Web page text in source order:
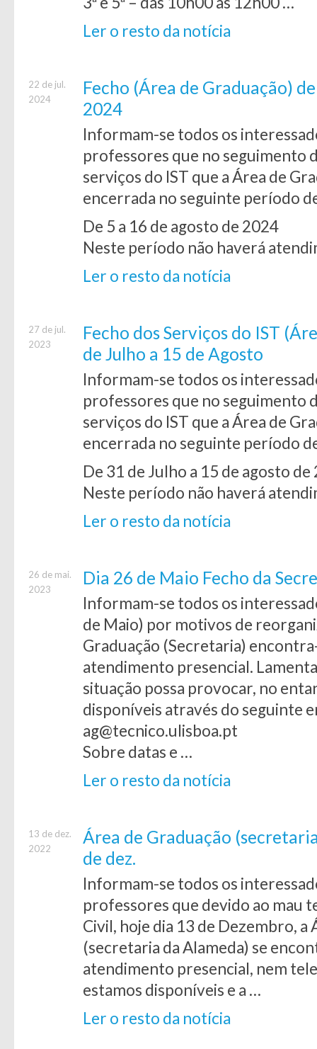
Ler o resto da notícia
22 de jul.
2024
Fecho (Área de Graduação)
2024
Informam-se todos os
professores que no seguimento
serviços do IST que a Área de
encerrada no seguinte período
De 5 a 16 de agosto de 2024
Neste período não haverá
Ler o resto da notícia
27 de jul.
2023
Fecho dos Serviços do IST
de Julho a 15 de Agosto
Informam-se todos os
professores que no seguimento
serviços do IST que a Área de
encerrada no seguinte período
De 31 de Julho a 15 de agosto de
Neste período não haverá
Ler o resto da notícia
26 de mai.
2023
Dia 26 de Maio Fecho da
Informam-se todos os
de Maio) por motivos de
Graduação (Secretaria)
atendimento presencial.
situação possa provocar, no
disponíveis através do seguinte
ag@tecnico.ulisboa.pt
Sobre datas e …
Ler o resto da notícia
13 de dez.
2022
Área de Graduação
de dez.
Informam-se todos os
professores que devido ao mau
Civil, hoje dia 13 de Dezembro, a
(secretaria da Alameda) se
atendimento presencial, nem
estamos disponíveis e a …
Ler o resto da notícia